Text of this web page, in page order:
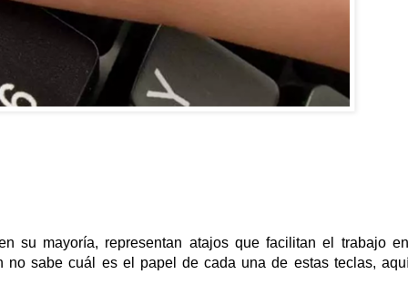
su mayoría, representan atajos que facilitan el trabajo
no sabe cuál es el papel de cada una de estas teclas,